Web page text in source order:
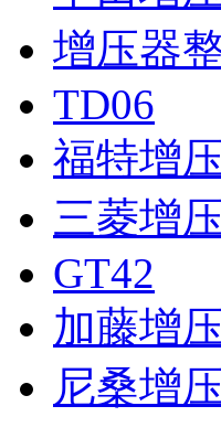
增压器
TD06
福特增
三菱增
GT42
加藤增
尼桑增